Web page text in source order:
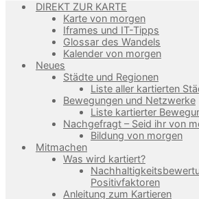
DIREKT ZUR KARTE
Karte von morgen
Iframes und IT-Tipps
Glossar des Wandels
Kalender von morgen
Neues
Städte und Regionen
Liste aller kartierten
Bewegungen und Netzwerke
Liste kartierter
Nachgefragt – Seid ihr von
Bildung von morgen
Mitmachen
Was wird kartiert?
Positivfaktoren
Anleitung zum Kartieren